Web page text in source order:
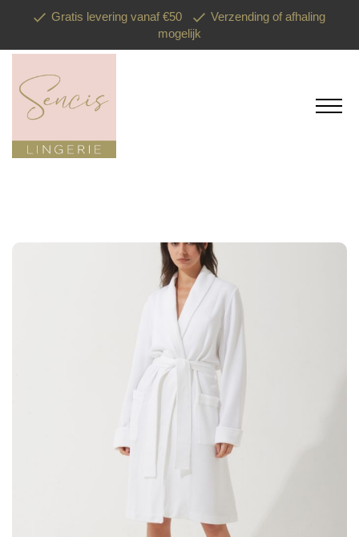
Gratis levering vanaf €50
Verzending of afhaling
mogelijk